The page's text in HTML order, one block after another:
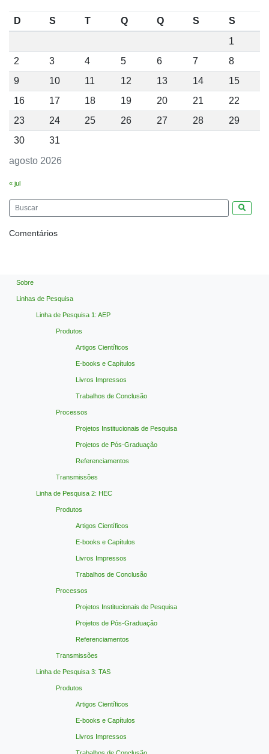
agosto 2026
D S T Q Q S
S
1
2
3 4 5 6 7
8
9
10 11 12 13 14
15
16
17 18 19 20 21
22
23
24 25 26 27 28
29
30
31
« jul
Comentários
Sobre
Linhas de Pesquisa
Linha de Pesquisa 1: AEP
Produtos
Artigos Científicos
E-books e Capítulos
Livros Impressos
Trabalhos de Conclusão
Processos
Projetos Institucionais de Pesquisa
Projetos de Pós-Graduação
Referenciamentos
Transmissões
Linha de Pesquisa 2: HEC
Produtos
Artigos Científicos
E-books e Capítulos
Livros Impressos
Trabalhos de Conclusão
Processos
Projetos Institucionais de Pesquisa
Projetos de Pós-Graduação
Referenciamentos
Transmissões
Linha de Pesquisa 3: TAS
Produtos
Artigos Científicos
E-books e Capítulos
Livros Impressos